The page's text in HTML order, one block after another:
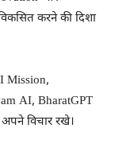
करने की दिशा
Mission,
AI, BharatGPT
विचार रखे।